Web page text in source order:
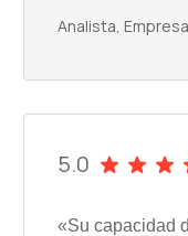
Analista,
5.0
«Su capacidad